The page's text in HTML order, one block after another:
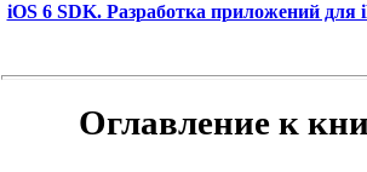
iOS 6 SDK. Разработка приложений для
Оглавление к